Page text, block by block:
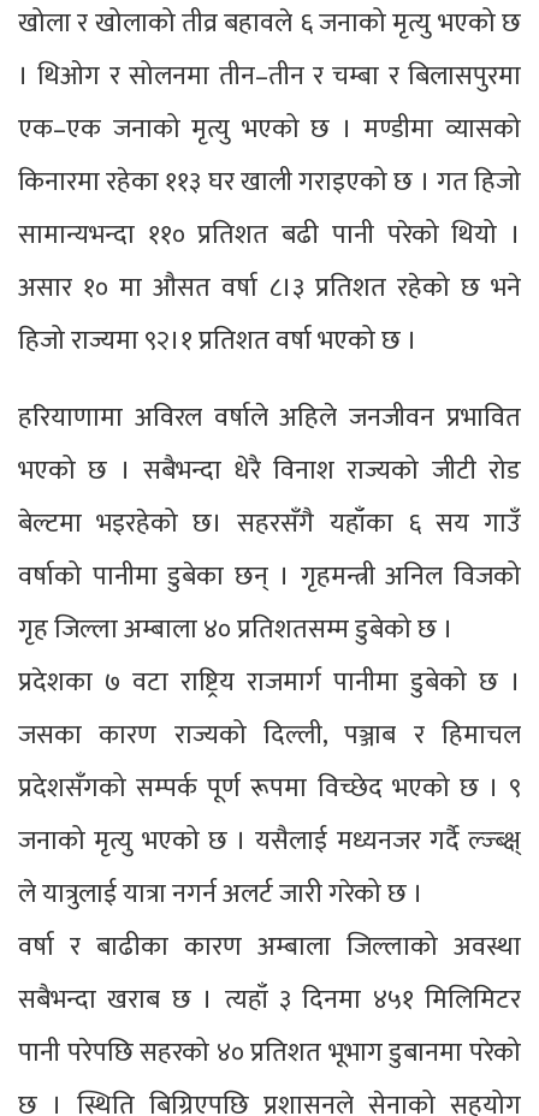
खोला र खोलाको तीव्र बहावले ६ जनाको मृत्यु भएको छ
। थिओग र सोलनमा तीन–तीन र चम्बा र बिलासपुरमा
एक–एक जनाको मृत्यु भएको छ । मण्डीमा व्यासको
किनारमा रहेका ११३ घर खाली गराइएको छ । गत हिजो
सामान्यभन्दा ११० प्रतिशत बढी पानी परेको थियो ।
असार १० मा औसत वर्षा ८।३ प्रतिशत रहेको छ भने
हिजो राज्यमा ९२।१ प्रतिशत वर्षा भएको छ ।
हरियाणामा अविरल वर्षाले अहिले जनजीवन प्रभावित
भएको छ । सबैभन्दा धेरै विनाश राज्यको जीटी रोड
बेल्टमा भइरहेको छ। सहरसँगै यहाँका ६ सय गाउँ
वर्षाको पानीमा डुबेका छन् । गृहमन्त्री अनिल विजको
गृह जिल्ला अम्बाला ४० प्रतिशतसम्म डुबेको छ ।
प्रदेशका ७ वटा राष्ट्रिय राजमार्ग पानीमा डुबेको छ ।
जसका कारण राज्यको दिल्ली, पञ्जाब र हिमाचल
प्रदेशसँगको सम्पर्क पूर्ण रूपमा विच्छेद भएको छ । ९
जनाको मृत्यु भएको छ । यसैलाई मध्यनजर गर्दै ल्ज्ब्क्ष्
ले यात्रुलाई यात्रा नगर्न अलर्ट जारी गरेको छ ।
वर्षा र बाढीका कारण अम्बाला जिल्लाको अवस्था
सबैभन्दा खराब छ । त्यहाँ ३ दिनमा ४५१ मिलिमिटर
पानी परेपछि सहरको ४० प्रतिशत भूभाग डुबानमा परेको
छ । स्थिति बिग्रिएपछि प्रशासनले सेनाको सहयोग